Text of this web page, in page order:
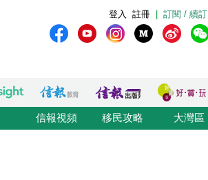
訂閱 / 續訂
註冊
登入
信報視頻 移民攻略 大灣區